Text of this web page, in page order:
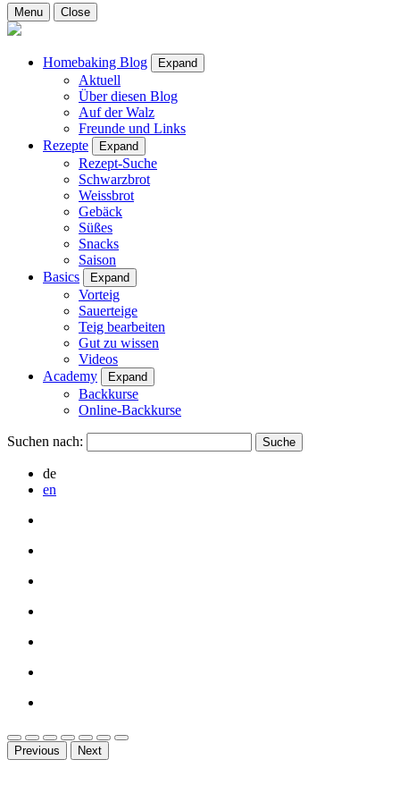
Menu Close
Homebaking Blog Expand
Aktuell
Über diesen Blog
Auf der Walz
Freunde und Links
Rezepte
Expand
Rezept-Suche
Schwarzbrot
Weissbrot
Gebäck
Süßes
Snacks
Saison
Basics
Expand
Vorteig
Sauerteige
Teig bearbeiten
Gut zu wissen
Videos
Academy
Expand
Backkurse
Online-Backkurse
Suchen nach:
de
en
Previous Next